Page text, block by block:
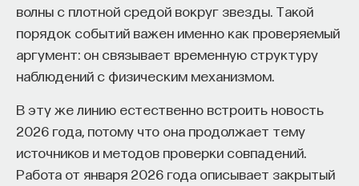
волны с плотной средой вокруг звезды. Такой
порядок событий важен именно как проверяемый
аргумент: он связывает временную структуру
наблюдений с физическим механизмом.
В эту же линию естественно встроить новость
2026 года, потому что она продолжает тему
источников и методов проверки совпадений.
Работа от января 2026 года описывает закрытый